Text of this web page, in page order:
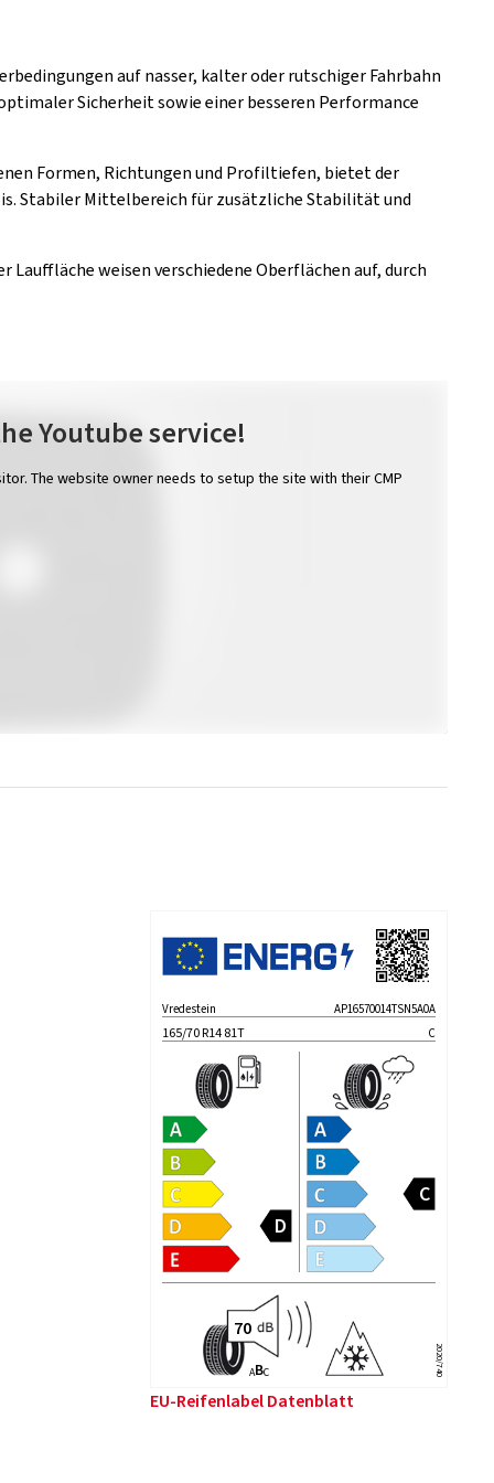
auf nasser, kalter oder rutschiger Fahrbahn
Sicherheit sowie einer besseren Performance
Formen, Richtungen und Profiltiefen, bietet der
Stabiler Mittelbereich für zusätzliche Stabilität und
weisen verschiedene Oberflächen auf, durch
Youtube service!
The website owner needs to setup the site with their CMP
Vredestein AP16570014TSN5A0A
165/70 R14 81T C
ABC 2020/740
EU-Reifenlabel Datenblatt